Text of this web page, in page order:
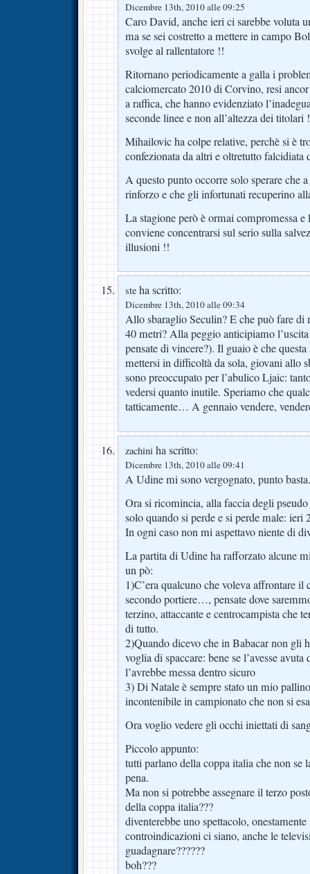
Dicembre 13th, 2010 alle 09:25
Caro David, anche ieri ci sarebbe voluta
ma se sei costretto a mettere in campo
svolge al rallentatore !!
Ritornano periodicamente a galla i
calciomercato 2010 di Corvino, resi
a raffica, che hanno evidenziato
seconde linee e non all’altezza dei titolari
Mihailovic ha colpe relative, perchè si è
confezionata da altri e oltretutto
A questo punto occorre solo sperare che
rinforzo e che gli infortunati recuperino
La stagione però è ormai compromessa
conviene concentrarsi sul serio sulla
illusioni !!
ste ha scritto:
Dicembre 13th, 2010 alle 09:34
Allo sbaraglio Seculin? E che può fare di
40 metri? Alla peggio anticipiamo
pensate di vincere?). Il guaio è che
mettersi in difficoltà da sola, giovani allo
sono preoccupato per l’abulico Ljaic:
vedersi quanto inutile. Speriamo che
tatticamente… A gennaio vendere,
zachini ha scritto:
Dicembre 13th, 2010 alle 09:41
A Udine mi sono vergognato, punto basta.
Ora si ricomincia, alla faccia degli
solo quando si perde e si perde male: ieri
In ogni caso non mi aspettavo niente di
La partita di Udine ha rafforzato alcune
un pò:
1)C’era qualcuno che voleva affrontare
secondo portiere…, pensate dove
terzino, attaccante e centrocampista che
di tutto.
2)Quando dicevo che in Babacar non gli
voglia di spaccare: bene se l’avesse
l’avrebbe messa dentro sicuro
3) Di Natale è sempre stato un mio
incontenibile in campionato che non si
Ora voglio vedere gli occhi iniettati di
Piccolo appunto:
tutti parlano della coppa italia che non se
pena.
Ma non si potrebbe assegnare il terzo
della coppa italia???
diventerebbe uno spettacolo,
controindicazioni ci siano, anche le
guadagnare??????
boh???